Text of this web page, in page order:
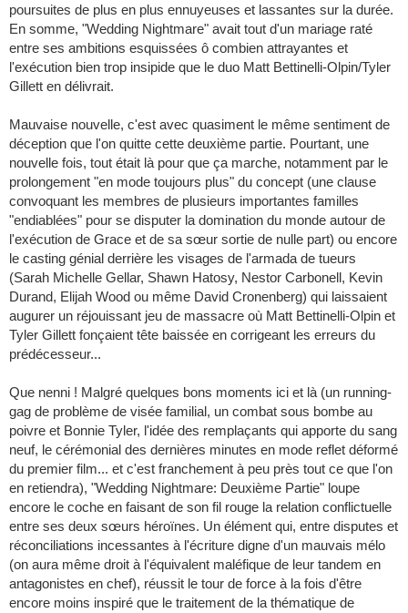
poursuites de plus en plus ennuyeuses et lassantes sur la durée.
En somme, "Wedding Nightmare" avait tout d'un mariage raté
entre ses ambitions esquissées ô combien attrayantes et
l'exécution bien trop insipide que le duo Matt Bettinelli-Olpin/Tyler
Gillett en délivrait.
Mauvaise nouvelle, c'est avec quasiment le même sentiment de
déception que l'on quitte cette deuxième partie. Pourtant, une
nouvelle fois, tout était là pour que ça marche, notamment par le
prolongement "en mode toujours plus" du concept (une clause
convoquant les membres de plusieurs importantes familles
"endiablées" pour se disputer la domination du monde autour de
l'exécution de Grace et de sa sœur sortie de nulle part) ou encore
le casting génial derrière les visages de l'armada de tueurs
(Sarah Michelle Gellar, Shawn Hatosy, Nestor Carbonell, Kevin
Durand, Elijah Wood ou même David Cronenberg) qui laissaient
augurer un réjouissant jeu de massacre où Matt Bettinelli-Olpin et
Tyler Gillett fonçaient tête baissée en corrigeant les erreurs du
prédécesseur...
Que nenni ! Malgré quelques bons moments ici et là (un running-
gag de problème de visée familial, un combat sous bombe au
poivre et Bonnie Tyler, l'idée des remplaçants qui apporte du sang
neuf, le cérémonial des dernières minutes en mode reflet déformé
du premier film... et c'est franchement à peu près tout ce que l'on
en retiendra), "Wedding Nightmare: Deuxième Partie" loupe
encore le coche en faisant de son fil rouge la relation conflictuelle
entre ses deux sœurs héroïnes. Un élément qui, entre disputes et
réconciliations incessantes à l'écriture digne d'un mauvais mélo
(on aura même droit à l'équivalent maléfique de leur tandem en
antagonistes en chef), réussit le tour de force à la fois d'être
encore moins inspiré que le traitement de la thématique de